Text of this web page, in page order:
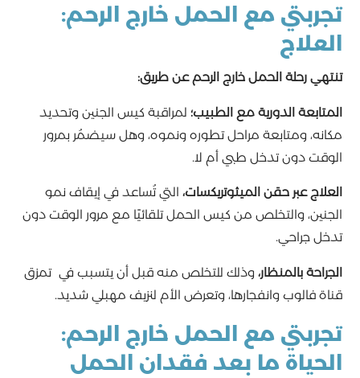
تجربتي مع الحمل خارج الرحم:
العلاج
تنتهي رحلة الحمل خارج الرحم عن طريق:
المتابعة الدورية مع الطبيب؛ لمراقبة كيس الجنين وتحديد
مكانه، ومتابعة مراحل تطوره ونموه، وهل سيضمُر بمرور
الوقت دون تدخل طبي أم لا.
العلاج عبر حقن الميثوتريكسات، التي تُساعد في إيقاف نمو
الجنين، والتخلص من كيس الحمل تلقائيًا مع مرور الوقت دون
تدخل جراحي.
الجراحة بالمنظار، وذلك للتخلص منه قبل أن يتسبب في تمزق
قناة فالوب وانفجارها، وتعرض الأم لنزيف مهبلي شديد.
تجربتي مع الحمل خارج الرحم:
الحياة ما بعد فقدان الحمل